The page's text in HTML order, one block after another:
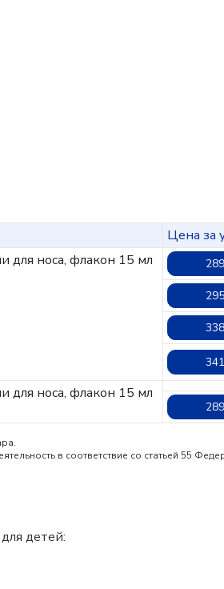
Цена за
для носа, флакон 15 мл
для носа, флакон 15 мл
в соответствие со статьей 55
детей: